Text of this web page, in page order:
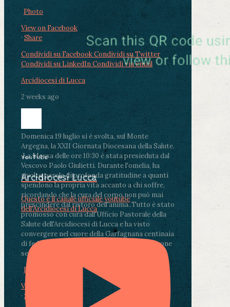
Photo
View on Facebook
· Share
Condividi su FacebookCondividi su Twitter
Condividi su LinkedInCondividi via email
Arcidiocesi di Lucca
2 weeks ago
Domenica 19 luglio si è svolta, sul Monte
Argegna, la XXII Giornata Diocesana della Salute.
.La Messa delle ore 10:30 è stata presieduta dal
Vescovo Paolo Giulietti. Durante l'omelia, ha
rivolto parole di profonda gratitudine a quanti
spendono la propria vita accanto a chi soffre,
ricordando che la cura del corpo non può mai
prescindere dal ristoro dell'anima..Tutto è stato
promosso con cura dall'Ufficio Pastorale della
Salute dell'Arcidiocesi di Lucca e ha visto
convergere nel cuore della Garfagnana centinaia
di fedeli, operatori sanitari, volontari e persone
segnate dalla malattia.
Photo
View on Facebook
· Share
YouTube
Arcidiocesi Lucca
Questo è il canale ufficiale youtube
dell'Arcidiocesi di Lucca